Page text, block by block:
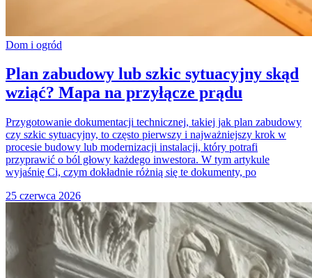
Dom i ogród
Plan zabudowy lub szkic sytuacyjny skąd
wziąć? Mapa na przyłącze prądu
Przygotowanie dokumentacji technicznej, takiej jak plan zabudowy
czy szkic sytuacyjny, to często pierwszy i najważniejszy krok w
procesie budowy lub modernizacji instalacji, który potrafi
przyprawić o ból głowy każdego inwestora. W tym artykule
wyjaśnię Ci, czym dokładnie różnią się te dokumenty, po
25 czerwca 2026